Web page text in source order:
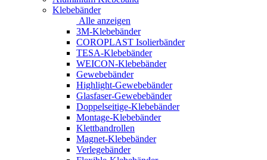
Klebebänder
Alle anzeigen
3M-Klebebänder
COROPLAST Isolierbänder
TESA-Klebebänder
WEICON-Klebebänder
Gewebebänder
Highlight-Gewebebänder
Glasfaser-Gewebebänder
Doppelseitige-Klebebänder
Montage-Klebebänder
Klettbandrollen
Magnet-Klebebänder
Verlegebänder